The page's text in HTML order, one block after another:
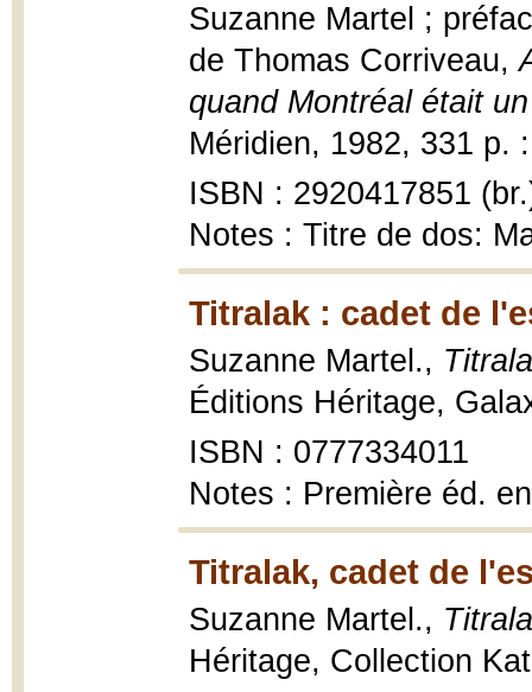
Suzanne Martel ;
de Thomas Corriveau,
quand Montréal était
Méridien, 1982, 331 p.
ISBN : 2920417851
Notes : Titre de dos:
Titralak : cadet de
Suzanne Martel.,
Éditions Héritage,
ISBN : 0777334011
Notes : Première éd.
Titralak, cadet de
Suzanne Martel.,
Héritage, Collection